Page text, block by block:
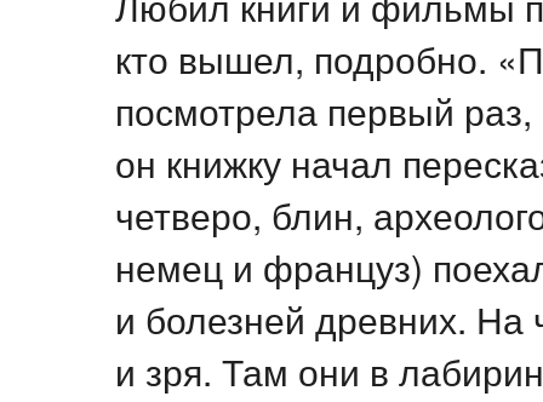
кто вышел, подробно.
посмотрела первый
он книжку начал
четверо, блин,
немец и француз)
и болезней древних. На
и зря. Там они в